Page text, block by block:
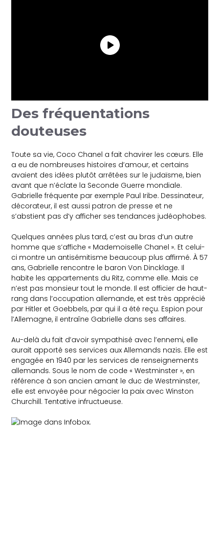
Des fréquentations
douteuses
Toute sa vie, Coco Chanel a fait chavirer les cœurs. Elle
a eu de nombreuses histoires d’amour, et certains
avaient des idées plutôt arrêtées sur le judaïsme, bien
avant que n’éclate la Seconde Guerre mondiale.
Gabrielle fréquente par exemple Paul Iribe. Dessinateur,
décorateur, il est aussi patron de presse et ne
s’abstient pas d’y afficher ses tendances judéophobes.
Quelques années plus tard, c’est au bras d’un autre
homme que s’affiche « Mademoiselle Chanel ». Et celui-
ci montre un antisémitisme beaucoup plus affirmé. À 57
ans, Gabrielle rencontre le baron Von Dincklage. Il
habite les appartements du Ritz, comme elle. Mais ce
n’est pas monsieur tout le monde. Il est officier de haut-
rang dans l’occupation allemande, et est très apprécié
par Hitler et Goebbels, par qui il a été reçu. Espion pour
l’Allemagne, il entraîne Gabrielle dans ses affaires.
Au-delà du fait d’avoir sympathisé avec l’ennemi, elle
aurait apporté ses services aux Allemands nazis. Elle est
engagée en 1940 par les services de renseignements
allemands. Sous le nom de code « Westminster », en
référence à son ancien amant le duc de Westminster,
elle est envoyée pour négocier la paix avec Winston
Churchill. Tentative infructueuse.